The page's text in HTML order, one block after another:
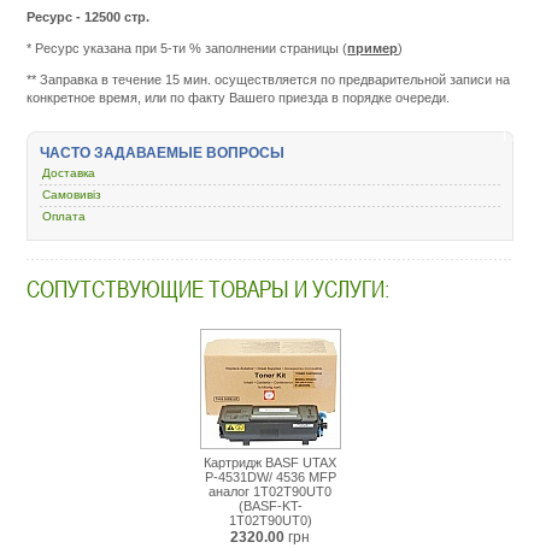
Ресурс - 12500 стр.
* Ресурс указана при 5-ти % заполнении страницы (пример)
zapravka-
5031dn-
p-
** Заправка в течение 15 мин. осуществляется по предварительной записи на
конкретное время, или по факту Вашего приезда в порядке очереди.
ЧАСТО ЗАДАВАЕМЫЕ ВОПРОСЫ
Доставка
Самовивіз
Оплата
СОПУТСТВУЮЩИЕ ТОВАРЫ И УСЛУГИ:
Картридж BASF UTAX
P-4531DW/ 4536 MFP
аналог 1T02T90UT0
(BASF-KT-
1T02T90UT0)
2320.00 грн